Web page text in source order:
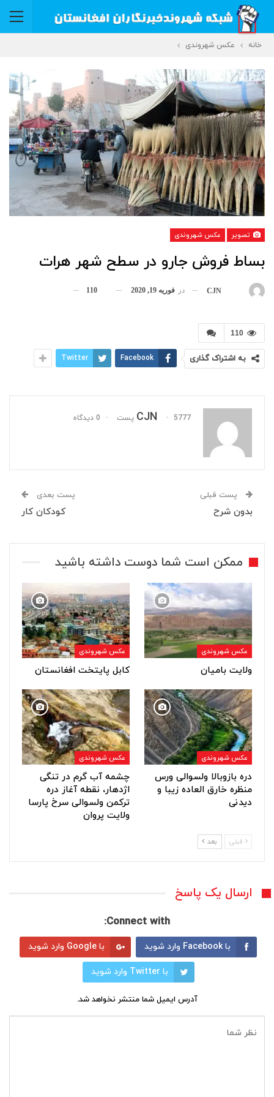
خانه عکس شهروندی
تصویر عکس شهروندی
بساط فروش جارو در سطح شهر هرات
CJN در فوریه 19, 2020 110
110
به اشتراک گذاری Facebook
Twitter
CJN 5777 پست 0 دیدگاه
پست قبلی
بدون شرح
پست بعدی
کودکان کار
ممکن است شما دوست داشته باشید
عکس شهروندی
ولایت بامیان
عکس شهروندی
کابل پایتخت افغانستان
عکس شهروندی
دره بازوبالا ولسوالی ورس
منظره خارق العاده زیبا و
دیدنی
عکس شهروندی
چشمه آب گرم در تنگی
اژدهار، نقطه آغاز دره
ترکمن ولسوالی سرخ پارسا
ولایت پروان
قبلی بعد
ارسال یک پاسخ
Connect with:
با Facebook وارد شوید با Google وارد شوید
با Twitter وارد شوید
آدرس ایمیل شما منتشر نخواهد شد.